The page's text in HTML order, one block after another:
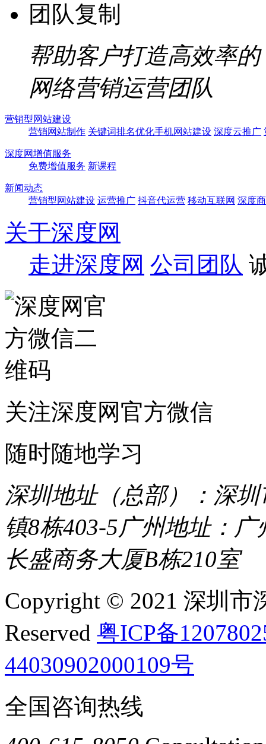
团队复制
帮助客户打造高效率的
网络营销运营团队
营销型网站建设
营销网站制作 关键词排名优化手机网站建设 深度云推广
深度网增值服务
免费增值服务 新课程
新闻动态
营销型网站建设 运营推广 抖音代运营 移动互联网 深度
关于深度网
走进深度网 公司团队
关注深度网官方微信
随时随地学习
深圳地址（总部）：深
镇8栋403-5广州地址：
长盛商务大厦B栋210室
Copyright © 2021 深圳市
Reserved 粤ICP备
44030902000109号
全国咨询热线